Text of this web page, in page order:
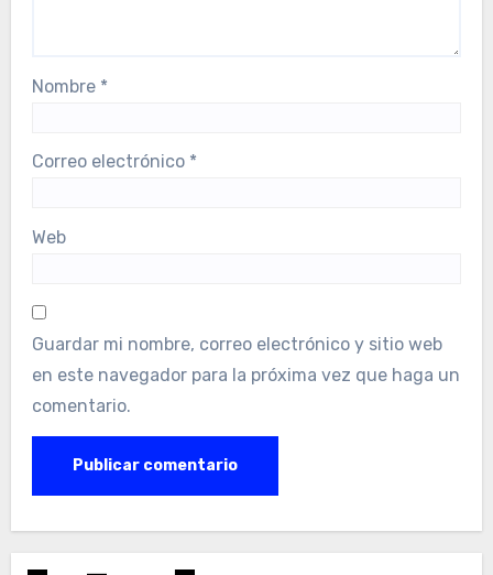
Nombre *
Correo electrónico *
Web
Guardar mi nombre, correo electrónico y sitio web
en este navegador para la próxima vez que haga un
comentario.